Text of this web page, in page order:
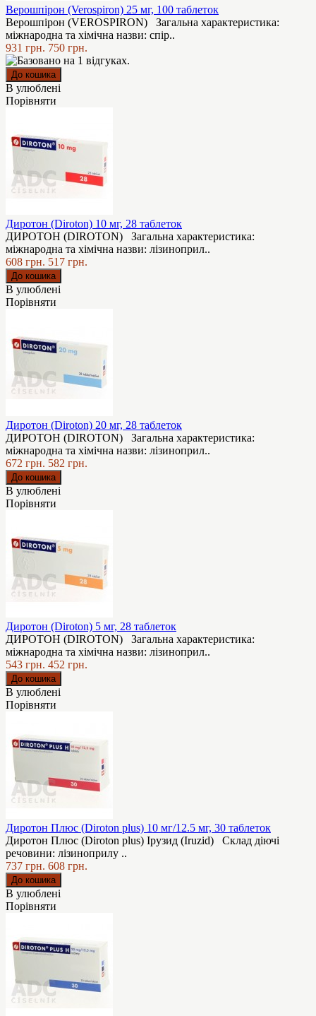
Верошпірон (Verospiron) 25 мг, 100 таблеток
Верошпірон (VEROSPIRON) Загальна характеристика:
міжнародна та хімічна назви: спір..
931 грн. 750 грн.
В улюблені
Порівняти
Диротон (Diroton) 10 мг, 28 таблеток
ДИРОТОН (DIROTON) Загальна характеристика:
міжнародна та хімічна назви: лізиноприл..
608 грн. 517 грн.
В улюблені
Порівняти
Диротон (Diroton) 20 мг, 28 таблеток
ДИРОТОН (DIROTON) Загальна характеристика:
міжнародна та хімічна назви: лізиноприл..
672 грн. 582 грн.
В улюблені
Порівняти
Диротон (Diroton) 5 мг, 28 таблеток
ДИРОТОН (DIROTON) Загальна характеристика:
міжнародна та хімічна назви: лізиноприл..
543 грн. 452 грн.
В улюблені
Порівняти
Диротон Плюс (Diroton plus) 10 мг/12.5 мг, 30 таблеток
Диротон Плюс (Diroton plus) Ірузид (Iruzid) Склад діючі
речовини: лізиноприлу ..
737 грн. 608 грн.
В улюблені
Порівняти